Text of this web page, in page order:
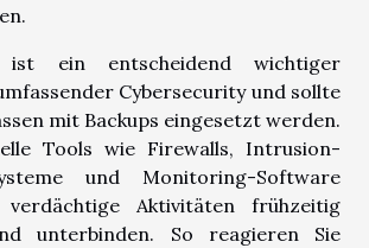
ist ein entscheidend wichtiger
Cybersecurity und sollte
mit Backups eingesetzt werden.
Tools wie Firewalls, Intrusion-
und Monitoring-Software
Aktivitäten frühzeitig
unterbinden. So reagieren Sie